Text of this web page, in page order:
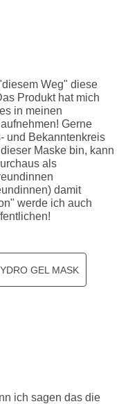
Weg" diese
Produkt hat mich
in meinen
Gerne
und Bekanntenkreis
Maske bin, kann
als
damit
werde ich auch
GEL MASK
ich sagen das die